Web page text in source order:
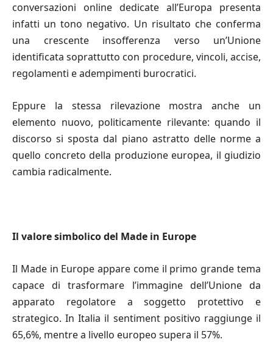
conversazioni online dedicate all’Europa presenta
infatti un tono negativo. Un risultato che conferma
una crescente insofferenza verso un’Unione
identificata soprattutto con procedure, vincoli, accise,
regolamenti e adempimenti burocratici.
Eppure la stessa rilevazione mostra anche un
elemento nuovo, politicamente rilevante: quando il
discorso si sposta dal piano astratto delle norme a
quello concreto della produzione europea, il giudizio
cambia radicalmente.
Il valore simbolico del Made in Europe
Il Made in Europe appare come il primo grande tema
capace di trasformare l’immagine dell’Unione da
apparato regolatore a soggetto protettivo e
strategico. In Italia il sentiment positivo raggiunge il
65,6%, mentre a livello europeo supera il 57%.